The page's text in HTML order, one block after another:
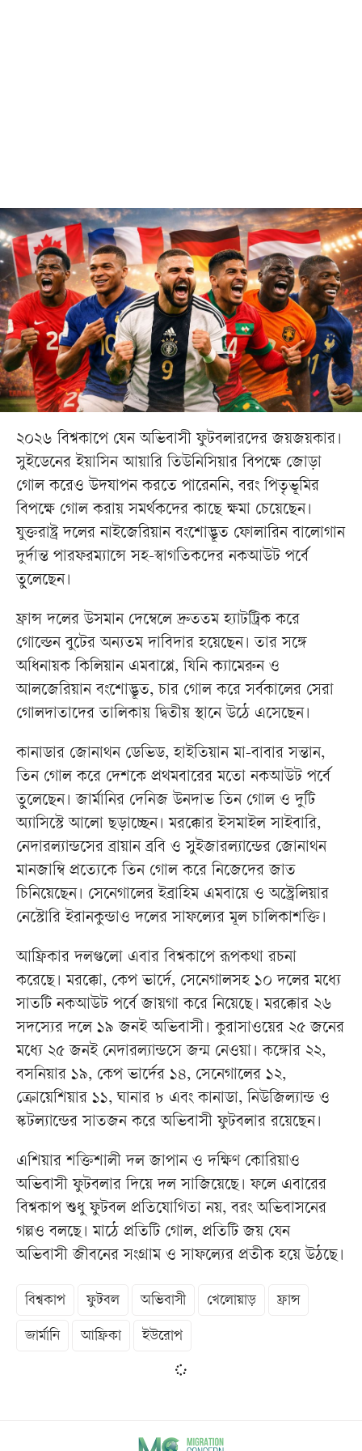
২০২৬ বিশ্বকাপে যেন অভিবাসী ফুটবলারদের জয়জয়কার।
সুইডেনের ইয়াসিন আয়ারি তিউনিসিয়ার বিপক্ষে জোড়া
গোল করেও উদযাপন করতে পারেননি, বরং পিতৃভূমির
বিপক্ষে গোল করায় সমর্থকদের কাছে ক্ষমা চেয়েছেন।
যুক্তরাষ্ট্র দলের নাইজেরিয়ান বংশোদ্ভূত ফোলারিন বালোগান
দুর্দান্ত পারফরম্যান্সে সহ-স্বাগতিকদের নকআউট পর্বে
তুলেছেন।
ফ্রান্স দলের উসমান দেম্বেলে দ্রুততম হ্যাটট্রিক করে
গোল্ডেন বুটের অন্যতম দাবিদার হয়েছেন। তার সঙ্গে
অধিনায়ক কিলিয়ান এমবাপ্পে, যিনি ক্যামেরুন ও
আলজেরিয়ান বংশোদ্ভূত, চার গোল করে সর্বকালের সেরা
গোলদাতাদের তালিকায় দ্বিতীয় স্থানে উঠে এসেছেন।
কানাডার জোনাথন ডেভিড, হাইতিয়ান মা-বাবার সন্তান,
তিন গোল করে দেশকে প্রথমবারের মতো নকআউট পর্বে
তুলেছেন। জার্মানির দেনিজ উনদাভ তিন গোল ও দুটি
অ্যাসিস্টে আলো ছড়াচ্ছেন। মরক্কোর ইসমাইল সাইবারি,
নেদারল্যান্ডসের ব্রায়ান ব্রবি ও সুইজারল্যান্ডের জোনাথন
মানজাম্বি প্রত্যেকে তিন গোল করে নিজেদের জাত
চিনিয়েছেন। সেনেগালের ইব্রাহিম এমবায়ে ও অস্ট্রেলিয়ার
নেস্টোরি ইরানকুন্ডাও দলের সাফল্যের মূল চালিকাশক্তি।
আফ্রিকার দলগুলো এবার বিশ্বকাপে রূপকথা রচনা
করেছে। মরক্কো, কেপ ভার্দে, সেনেগালসহ ১০ দলের মধ্যে
সাতটি নকআউট পর্বে জায়গা করে নিয়েছে। মরক্কোর ২৬
সদস্যের দলে ১৯ জনই অভিবাসী। কুরাসাওয়ের ২৫ জনের
মধ্যে ২৫ জনই নেদারল্যান্ডসে জন্ম নেওয়া। কঙ্গোর ২২,
বসনিয়ার ১৯, কেপ ভার্দের ১৪, সেনেগালের ১২,
ক্রোয়েশিয়ার ১১, ঘানার ৮ এবং কানাডা, নিউজিল্যান্ড ও
স্কটল্যান্ডের সাতজন করে অভিবাসী ফুটবলার রয়েছেন।
এশিয়ার শক্তিশালী দল জাপান ও দক্ষিণ কোরিয়াও
অভিবাসী ফুটবলার দিয়ে দল সাজিয়েছে। ফলে এবারের
বিশ্বকাপ শুধু ফুটবল প্রতিযোগিতা নয়, বরং অভিবাসনের
গল্পও বলছে। মাঠে প্রতিটি গোল, প্রতিটি জয় যেন
অভিবাসী জীবনের সংগ্রাম ও সাফল্যের প্রতীক হয়ে উঠছে।
বিশ্বকাপ ফুটবল অভিবাসী খেলোয়াড় ফ্রান্স
জার্মানি আফ্রিকা ইউরোপ